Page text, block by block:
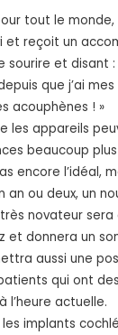
tout le
et reçoit un
et disant :
que j’ai
acouphènes ! »
les appareils
beaucoup
encore l’idéal,
an ou deux, un
novateur sera
et donnera un
aussi une
qui ont
l’heure actuelle.
implants